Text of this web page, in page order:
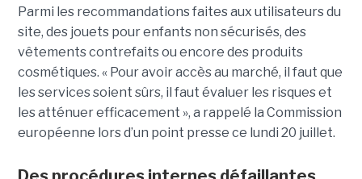
Parmi les recommandations faites aux utilisateurs du
site, des jouets pour enfants non sécurisés, des
vêtements contrefaits ou encore des produits
cosmétiques. « Pour avoir accès au marché, il faut que
les services soient sûrs, il faut évaluer les risques et
les atténuer efficacement », a rappelé la Commission
européenne lors d’un point presse ce lundi 20 juillet.